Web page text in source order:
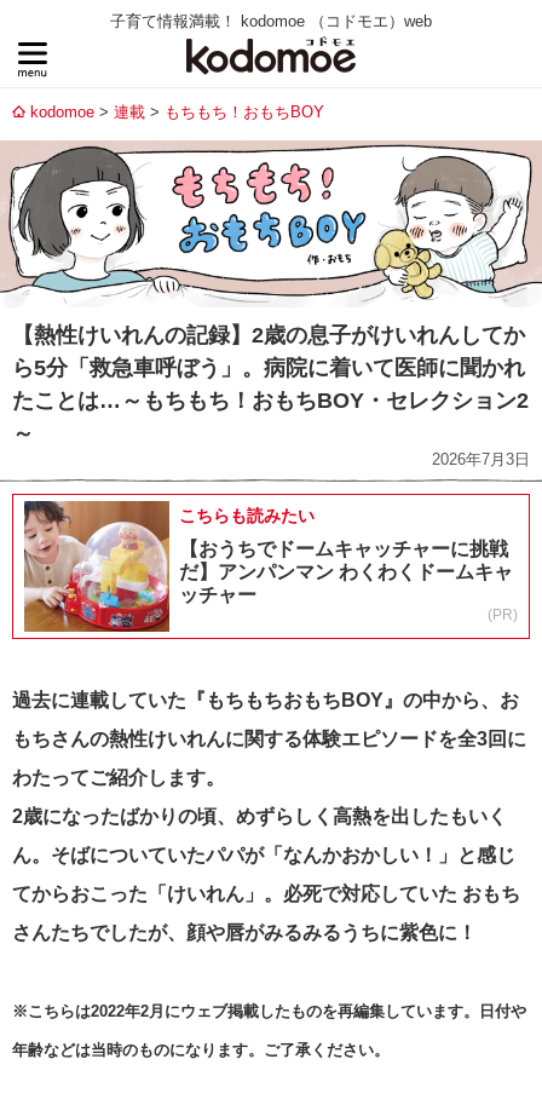
子育て情報満載！ kodomoe （コドモエ）web
kodomoe 連載 もちもち！おもちBOY
【熱性けいれんの記録】2歳の息子がけいれんしてか
ら5分「救急車呼ぼう」。病院に着いて医師に聞かれ
たことは…～もちもち！おもちBOY・セレクション2
～
2026年7月3日
こちらも読みたい
【おうちでドームキャッチャーに挑戦
だ】アンパンマン わくわくドームキャ
ッチャー
(PR)
過去に連載していた『もちもちおもちBOY』の中から、お
もちさんの熱性けいれんに関する体験エピソードを全3回に
わたってご紹介します。
2歳になったばかりの頃、めずらしく高熱を出したもいく
ん。そばについていたパパが「なんかおかしい！」と感じ
てからおこった「けいれん」。必死で対応していた おもち
さんたちでしたが、顔や唇がみるみるうちに紫色に！
※こちらは2022年2月にウェブ掲載したものを再編集しています。日付や
年齢などは当時のものになります。ご了承ください。